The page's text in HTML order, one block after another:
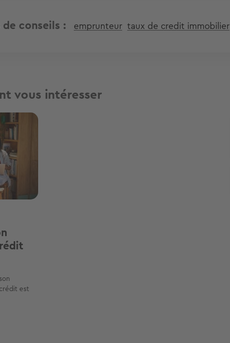
de conseils emprunteur taux de credit immobilier
vous intéresser
est